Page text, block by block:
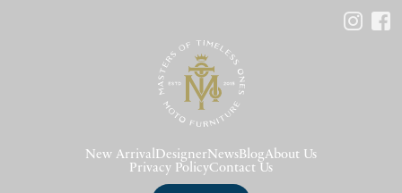
New Arrival DesignerNews BlogAbout Us
Privacy PolicyContact Us